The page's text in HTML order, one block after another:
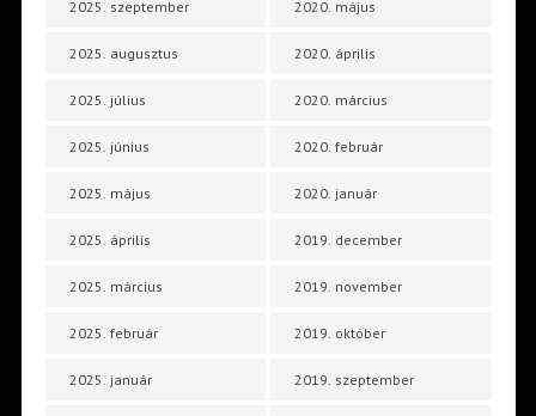
2025. szeptember
2025. augusztus
2025. július
2025. június
2025. május
2025. április
2025. március
2025. február
2025. január
2020. május
2020. április
2020. március
2020. február
2020. január
2019. december
2019. november
2019. október
2019. szeptember